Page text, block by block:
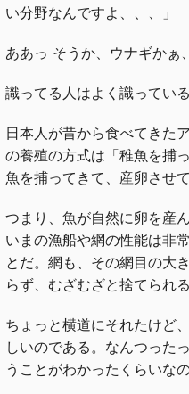
い分野なんですよ、、、」
ああっ そうか、ウナギかぁ
識ってる人はよく識ってい
日本人が昔から食べてきた
の養殖の方式は「稚魚を捕
魚を捕ってきて、産卵させ
つまり、魚が自然に卵を産
いまの漁船や網の性能は非
とだ。網も、その網目の大
らず、むざむざと捨てられ
ちょっと横道にそれたけど
しいのである。なんつった
うことがわかったくらいなの